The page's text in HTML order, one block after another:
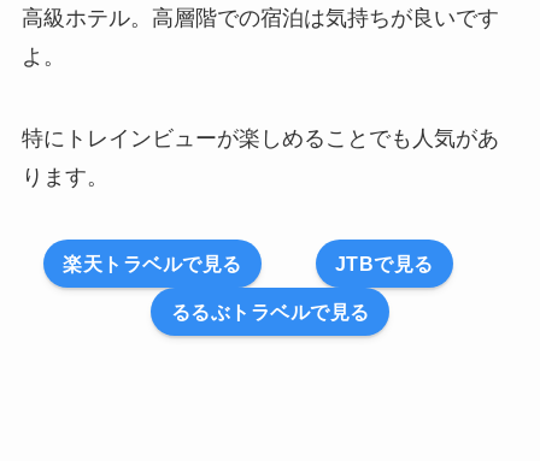
高級ホテル。高層階での宿泊は気持ちが良いです
よ。
特にトレインビューが楽しめることでも人気があ
ります。
楽天トラベルで見る JTBで見る
るるぶトラベルで見る